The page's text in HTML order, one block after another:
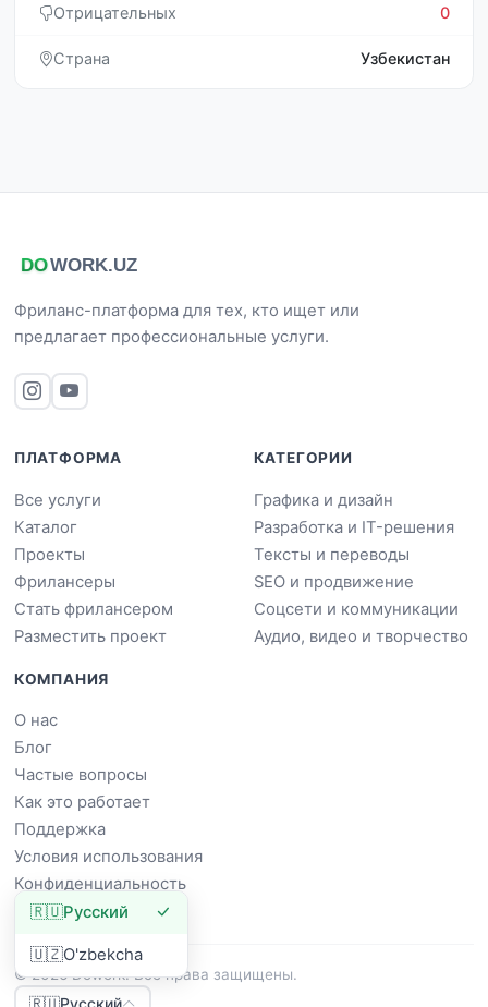
Отрицательных 0
Страна Узбекистан
Фриланс-платформа для тех, кто ищет или
предлагает профессиональные услуги.
ПЛАТФОРМА
Все услуги
Каталог
Проекты
Фрилансеры
Стать фрилансером
Разместить проект
КАТЕГОРИИ
Графика и дизайн
Разработка и IT-решения
Тексты и переводы
SEO и продвижение
Соцсети и коммуникации
Аудио, видео и творчество
КОМПАНИЯ
О нас
Блог
Частые вопросы
Как это работает
Поддержка
Условия использования
Конфиденциальность
© 2026 Dowork. Все права защищены.
🇷🇺Русский
🇷🇺Русский
🇺🇿O'zbekcha